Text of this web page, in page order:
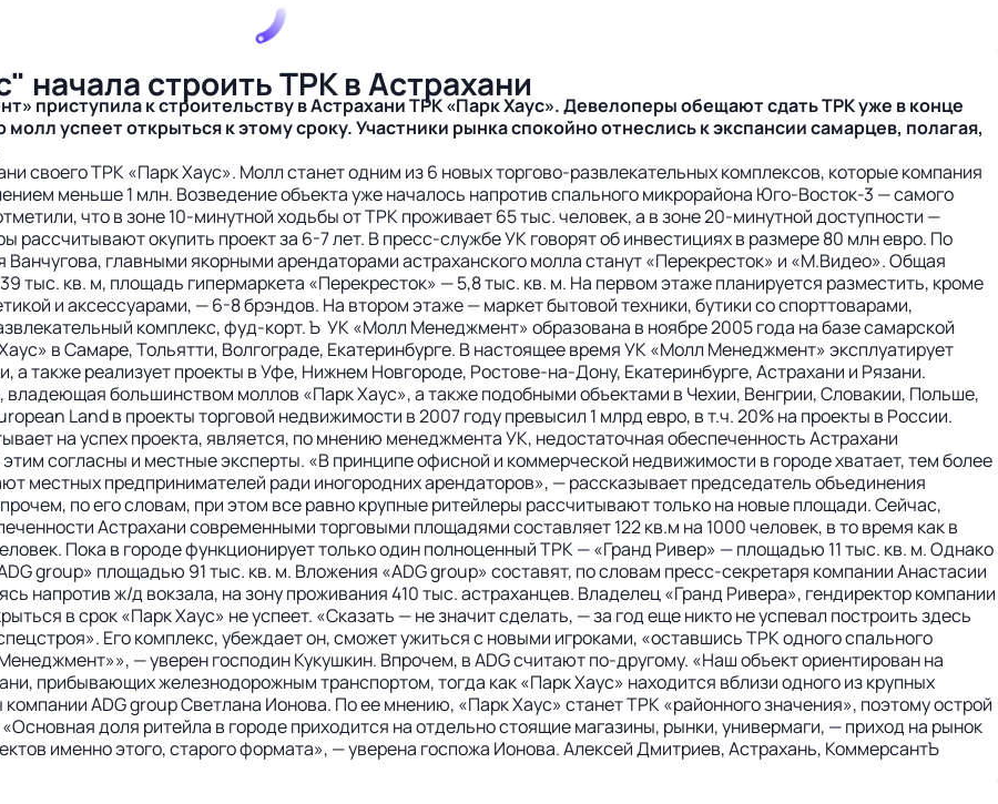
начала строить ТРК в Астрахани
приступила к строительству в Астрахани ТРК «Парк Хаус». Девелоперы обещают сдать ТРК уже в конце
успеет открыться к этому сроку. Участники рынка спокойно отнеслись к экспансии самарцев, полагая,
своего ТРК «Парк Хаус». Молл станет одним из 6 новых торгово-развлекательных комплексов, которые компания
меньше 1 млн. Возведение объекта уже началось напротив спального микрорайона Юго-Восток-3 — самого
что в зоне 10-минутной ходьбы от ТРК проживает 65 тыс. человек, а в зоне 20-минутной доступности —
рассчитывают окупить проект за 6-7 лет. В пресс-службе УК говорят об инвестициях в размере 80 млн евро. По
главными якорными арендаторами астраханского молла станут «Перекресток» и «М.Видео». Общая
тыс. кв. м, площадь гипермаркета «Перекресток» — 5,8 тыс. кв. м. На первом этаже планируется разместить, кроме
и аксессуарами, — 6-8 брэндов. На втором этаже — маркет бытовой техники, бутики со спорттоварами,
комплекс, фуд-корт. Ъ УК «Молл Менеджмент» образована в ноябре 2005 года на базе самарской
в Самаре, Тольятти, Волгограде, Екатеринбурге. В настоящее время УК «Молл Менеджмент» эксплуатирует
а также реализует проекты в Уфе, Нижнем Новгороде, Ростове-на-Дону, Екатеринбурге, Астрахани и Рязани.
большинством моллов «Парк Хаус», а также подобными объектами в Чехии, Венгрии, Словакии, Польше,
Land в проекты торговой недвижимости в 2007 году превысил 1 млрд евро, в т.ч. 20% на проекты в России.
на успех проекта, является, по мнению менеджмента УК, недостаточная обеспеченность Астрахани
согласны и местные эксперты. «В принципе офисной и коммерческой недвижимости в городе хватает, тем более
местных предпринимателей ради иногородних арендаторов», — рассказывает председатель объединения
по его словам, при этом все равно крупные ритейлеры рассчитывают только на новые площади. Сейчас,
Астрахани современными торговыми площадями составляет 122 кв.м на 1000 человек, в то время как в
Пока в городе функционирует только один полноценный ТРК — «Гранд Ривер» — площадью 11 тыс. кв. м. Однако
group» площадью 91 тыс. кв. м. Вложения «ADG group» составят, по словам пресс-секретаря компании Анастасии
напротив ж/д вокзала, на зону проживания 410 тыс. астраханцев. Владелец «Гранд Ривера», гендиректор компании
в срок «Парк Хаус» не успеет. «Сказать — не значит сделать, — за год еще никто не успевал построить здесь
Его комплекс, убеждает он, сможет ужиться с новыми игроками, «оставшись ТРК одного спального
— уверен господин Кукушкин. Впрочем, в ADG считают по-другому. «Наш объект ориентирован на
прибывающих железнодорожным транспортом, тогда как «Парк Хаус» находится вблизи одного из крупных
ADG group Светлана Ионова. По ее мнению, «Парк Хаус» станет ТРК «районного значения», поэтому острой
доля ритейла в городе приходится на отдельно стоящие магазины, рынки, универмаги, — приход на рынок
именно этого, старого формата», — уверена госпожа Ионова. Алексей Дмитриев, Астрахань, КоммерсантЪ